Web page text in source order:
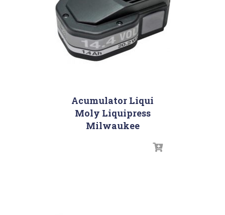
Acumulator Liqui
Moly Liquipress
Milwaukee